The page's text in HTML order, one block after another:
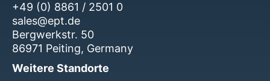
+49 (0) 8861 / 2501 0
sales@ept.de
Bergwerkstr. 50
86971 Peiting, Germany
Weitere Standorte